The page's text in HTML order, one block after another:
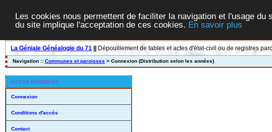
Les cookies nous permettent de faciliter la navigation et l'usage
du site implique l'acceptation de ces cookies. En savoir plus
La Géniale Généalogie du 71 Dépouillement de tables et actes d'état-civil ou de registres
Navigation :: Communes et paroisses > Connexion (Distribution selon les années)
Accès membres
Connexion
Conditions d'accès
Contact